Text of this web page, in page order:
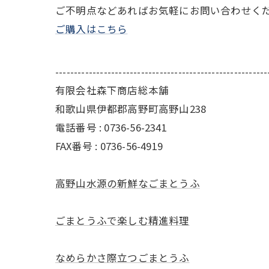
ご不明点などあればお気軽にお問い合わせく
ご購入はこちら
有限会社森下商店総本舗
和歌山県伊都郡高野町高野山238
電話番号 : 0736-56-2341
FAX番号 : 0736-56-4919
高野山水源の新鮮なごまとうふ
ごまとうふで楽しむ精進料理
なめらかさ際立つごまとうふ